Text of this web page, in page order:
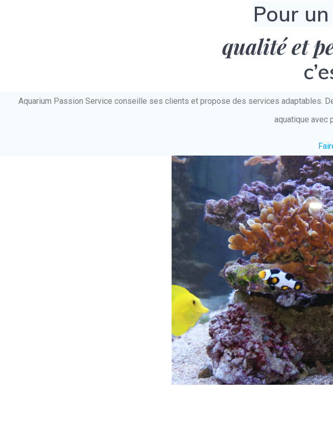
Pour
qualité et
Aquarium Passion Service conseille ses clients et propose des services adaptables.
aquatique avec